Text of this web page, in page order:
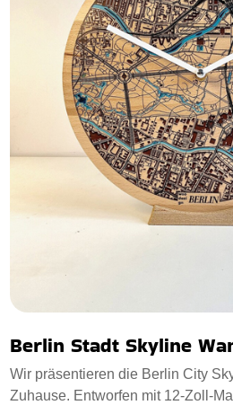
Berlin Stadt Skyline
Wir präsentieren die Berlin City
Zuhause. Entworfen mit 12-Zoll-